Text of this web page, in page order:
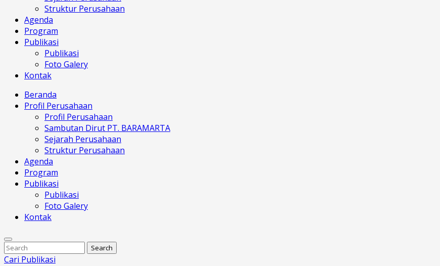
Struktur Perusahaan
Agenda
Program
Publikasi
Publikasi
Foto Galery
Kontak
MenuBeranda
Profil Perusahaan
Profil Perusahaan
Sambutan Dirut PT. BARAMARTA
Sejarah Perusahaan
Struktur Perusahaan
Agenda
Program
Publikasi
Publikasi
Foto Galery
Kontak
Enter
Keyword
Search
for:
Search
Search
Cari Publikasi